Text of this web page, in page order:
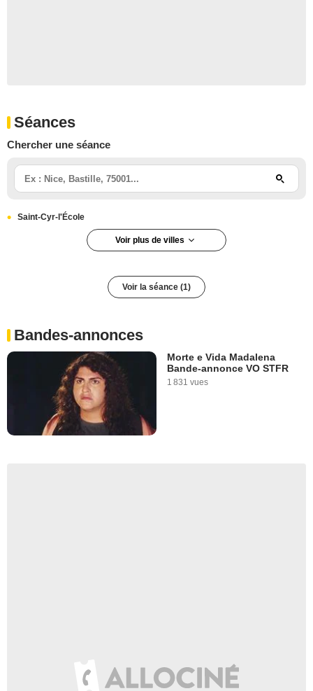
Séances
Chercher une séance
Saint-Cyr-l'École
Voir plus de villes
Voir la séance (1)
Bandes-annonces
Morte e Vida Madalena
Bande-annonce VO STFR
1 831 vues